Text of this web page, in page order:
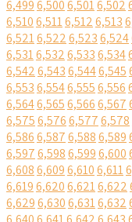
6,4996,5006,5016,502
6,5106,5116,5126,513
6,5216,5226,5236,524
6,5316,5326,5336,534
6,5426,5436,5446,545
6,5536,5546,5556,556
6,5646,5656,5666,567
6,5756,5766,5776,578
6,5866,5876,5886,589
6,5976,5986,5996,600
6,6086,6096,6106,611
6,6196,6206,6216,622
6,6296,6306,6316,632